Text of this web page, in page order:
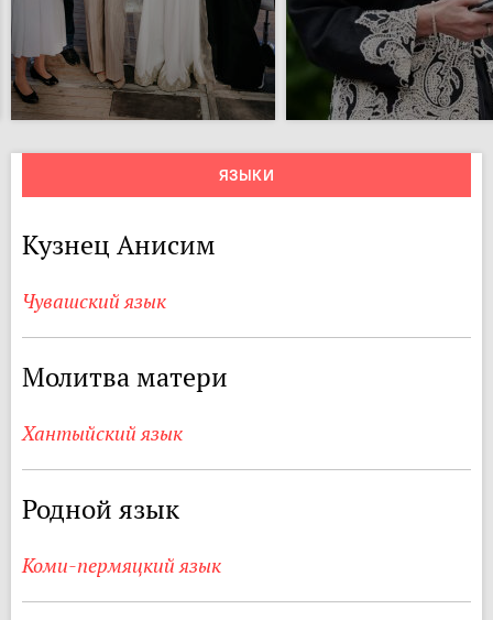
ЯЗЫКИ
Кузнец Анисим
Чувашский язык
Молитва матери
Хантыйский язык
Родной язык
Коми-пермяцкий язык